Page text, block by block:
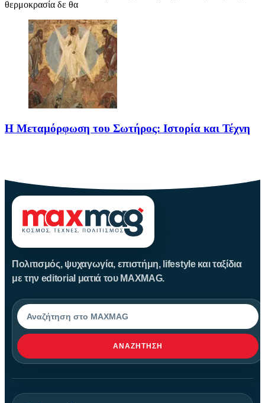
θερμοκρασία δε θα
Η Μεταμόρφωση του Σωτήρος: Ιστορία και Τέχνη
Πολιτισμός, ψυχαγωγία, επιστήμη, lifestyle και ταξίδια
με την editorial ματιά του MAXMAG.
Αναζήτηση
ΑΝΑΖΉΤΗΣΗ